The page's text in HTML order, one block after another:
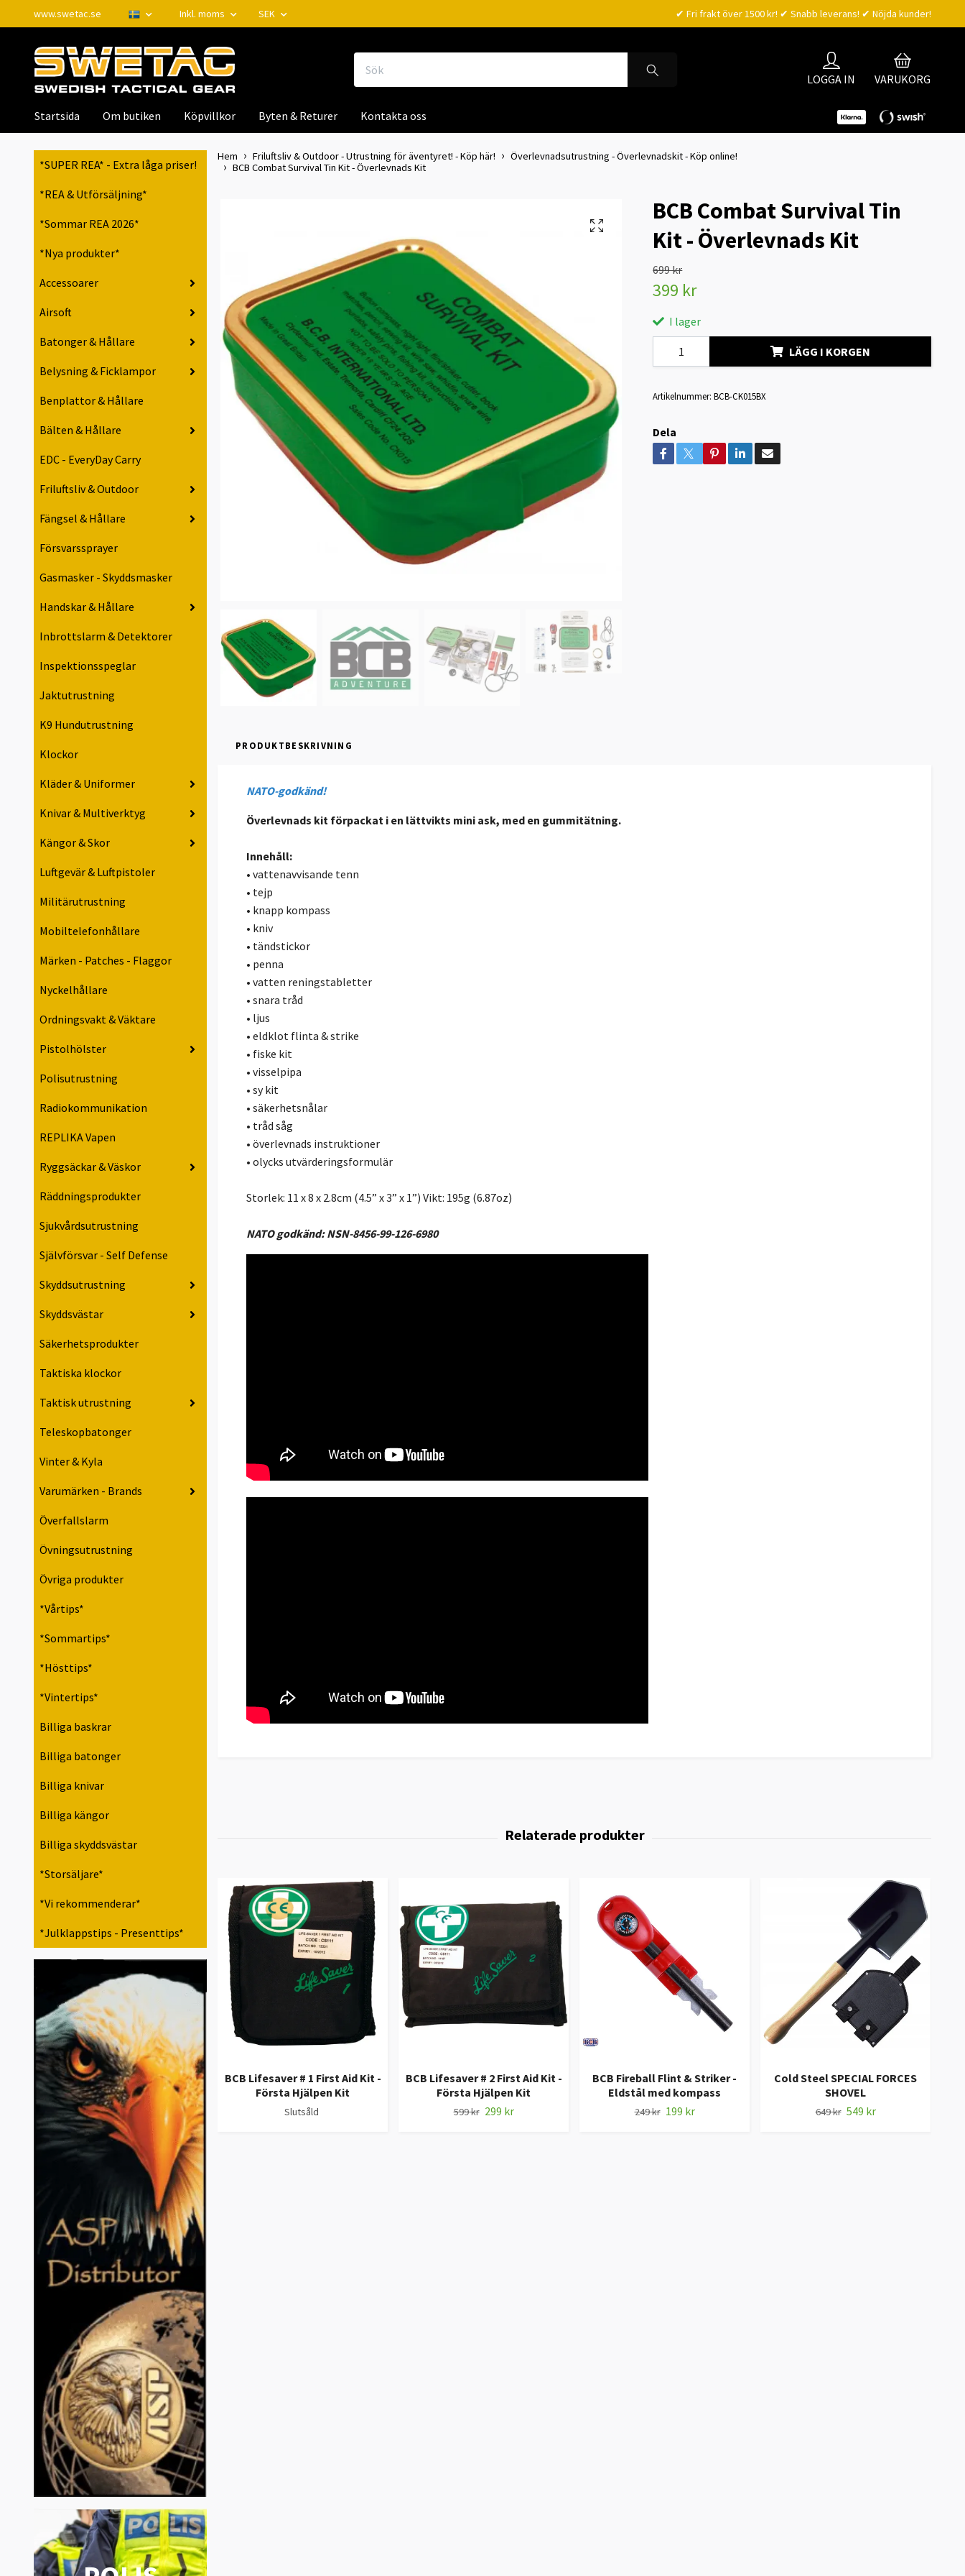
www.swetac.se Inkl. moms SEK ✔ Fri frakt över 1500 kr! ✔ Snabb leverans! ✔ Nöjda kunder!
LOGGA IN VARUKORG
Startsida Om butiken Köpvillkor Byten & Returer Kontakta oss
*SUPER REA* - Extra låga priser!
*REA & Utförsäljning*
*Sommar REA 2026*
*Nya produkter*
Accessoarer
Airsoft
Batonger & Hållare
Belysning & Ficklampor
Benplattor & Hållare
Bälten & Hållare
EDC - EveryDay Carry
Friluftsliv & Outdoor
Fängsel & Hållare
Försvarssprayer
Gasmasker - Skyddsmasker
Handskar & Hållare
Inbrottslarm & Detektorer
Inspektionsspeglar
Jaktutrustning
K9 Hundutrustning
Klockor
Kläder & Uniformer
Knivar & Multiverktyg
Kängor & Skor
Luftgevär & Luftpistoler
Militärutrustning
Mobiltelefonhållare
Märken - Patches - Flaggor
Nyckelhållare
Ordningsvakt & Väktare
Pistolhölster
Polisutrustning
Radiokommunikation
REPLIKA Vapen
Ryggsäckar & Väskor
Räddningsprodukter
Sjukvårdsutrustning
Självförsvar - Self Defense
Skyddsutrustning
Skyddsvästar
Säkerhetsprodukter
Taktiska klockor
Taktisk utrustning
Teleskopbatonger
Vinter & Kyla
Varumärken - Brands
Överfallslarm
Övningsutrustning
Övriga produkter
*Vårtips*
*Sommartips*
*Hösttips*
*Vintertips*
Billiga baskrar
Billiga batonger
Billiga knivar
Billiga kängor
Billiga skyddsvästar
*Storsäljare*
*Vi rekommenderar*
*Julklappstips - Presenttips*
Hem Friluftsliv & Outdoor - Utrustning för äventyret! - Köp här!
Överlevnadsutrustning - Överlevnadskit - Köp online!
BCB Combat Survival Tin Kit - Överlevnads Kit
BCB Combat Survival Tin
Kit - Överlevnads Kit
699 kr
399 kr
I lager
LÄGG I KORGEN
Artikelnummer: BCB-CK015BX
Dela
PRODUKTBESKRIVNING
NATO-godkänd!
Överlevnads kit förpackat i en lättvikts mini ask, med en gummitätning.
Innehåll:
• vattenavvisande tenn
• tejp
• knapp kompass
• kniv
• tändstickor
• penna
• vatten reningstabletter
• snara tråd
• ljus
• eldklot flinta & strike
• fiske kit
• visselpipa
• sy kit
• säkerhetsnålar
• tråd såg
• överlevnads instruktioner
• olycks utvärderingsformulär
Storlek: 11 x 8 x 2.8cm (4.5” x 3” x 1”) Vikt: 195g (6.87oz)
NATO godkänd: NSN-8456-99-126-6980
BCB Lifesaver # 1 First Aid Kit -
Första Hjälpen Kit
Slutsåld
BCB Lifesaver # 2 First Aid Kit -
Första Hjälpen Kit
599 kr 299 kr
BCB Fireball Flint & Striker -
Eldstål med kompass
249 kr 199 kr
Cold Steel SPECIAL FORCES
SHOVEL
649 kr 549 kr